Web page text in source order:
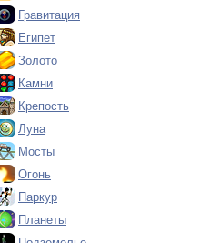
Гравитация
Египет
Золото
Камни
Крепость
Луна
Мосты
Огонь
Паркур
Планеты